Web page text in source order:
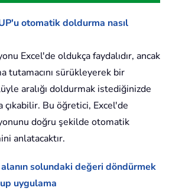
otomatik doldurma nasıl
Excel'de oldukça faydalıdır, ancak
tutamacını sürükleyerek bir
aralığı doldurmak istediğinizde
çıkabilir. Bu öğretici, Excel'de
doğru şekilde otomatik
anlatacaktır.
solundaki değeri döndürmek
uygulama